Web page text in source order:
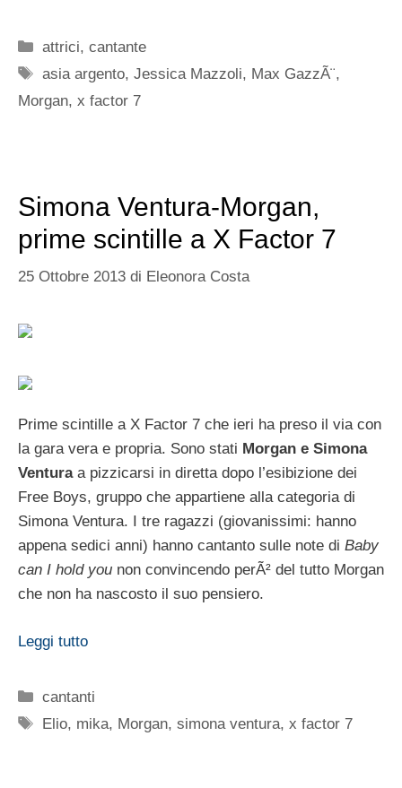
Categorie
attrici,cantante
Tag
asia argento,Jessica Mazzoli, Max GazzÃ¨,
Morgan, x factor 7
Simona Ventura-Morgan,
prime scintille a X Factor 7
25 Ottobre 2013 di Eleonora Costa
Prime scintille a X Factor 7 che ieri ha preso il via con
la gara vera e propria. Sono stati Morgan e Simona
Venturaa pizzicarsi in diretta dopo l’esibizione dei
Free Boys, gruppo che appartiene alla categoria di
Simona Ventura. I tre ragazzi (giovanissimi: hanno
appena sedici anni) hanno cantanto sulle note di Baby
can I hold you non convincendo perÃ² del tutto Morgan
che non ha nascosto il suo pensiero.
Leggi tutto
Categorie
cantanti
Tag
Elio, mika, Morgan,simona ventura,x factor 7